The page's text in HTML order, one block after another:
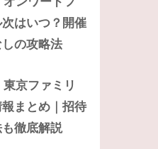
はいつ？開催
の攻略法
東京ファミリ
まとめ｜招待
徹底解説